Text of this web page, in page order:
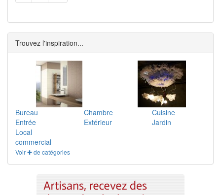
Trouvez l'inspiration...
Bureau Chambre
Cuisine
Entrée
Extérieur
Jardin
Local
commercial
Voir ✚ de catégories